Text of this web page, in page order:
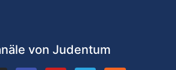
von Judentum